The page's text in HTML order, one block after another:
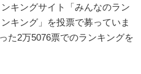
キングサイト「みんなのラン
キング」を投票で募っていま
た2万5076票でのランキングを